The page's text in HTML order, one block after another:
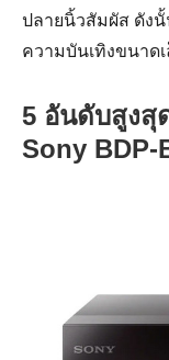
ปลายนิ้วสัมผัส ดัง
ความบันเทิงขนาด
5 อันดับสูงสุ
Sony BDP-